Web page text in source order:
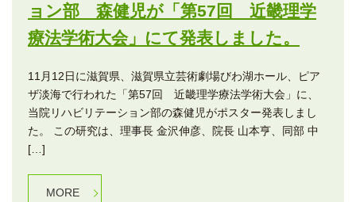
ョン部 森健児が「第57回 近畿理学
療法学術大会」にて発表しました。
11月12日に滋賀県、滋賀県立芸術劇場びわ湖ホール、ピア
ザ淡海で行われた「第57回 近畿理学療法学術大会」に、
当院リハビリテーション部の森健児がポスター発表しまし
た。 この研究は、理事長 金沢伸彦、院長 山本亨、同部 中
[…]
MORE